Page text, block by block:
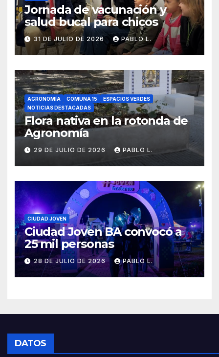
Jornada de vacunación y
salud bucal para chicos
31 DE JULIO DE 2026 PABLO L.
AGRONOMÍA COMUNA 15
ESPACIOS VERDES
NOTICIAS DESTACADAS
Flora nativa en la rotonda de
Agronomía
29 DE JULIO DE 2026 PABLO L.
CIUDAD JOVEN
Ciudad Joven BA convocó a
25 mil personas
28 DE JULIO DE 2026 PABLO L.
DATOS